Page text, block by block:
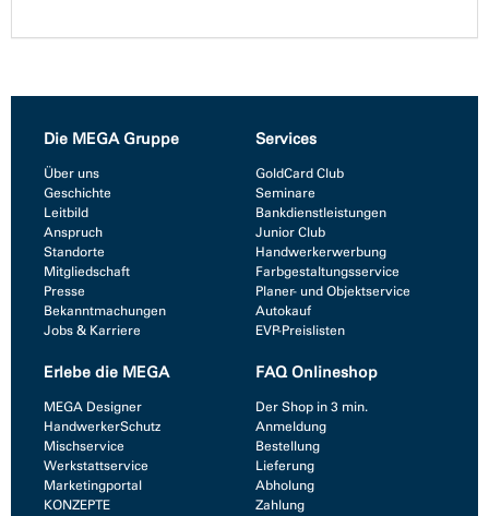
Die MEGA Gruppe
Über uns
Geschichte
Leitbild
Anspruch
Standorte
Mitgliedschaft
Presse
Bekanntmachungen
Jobs & Karriere
Services
GoldCard Club
Seminare
Bankdienstleistungen
Junior Club
Handwerkerwerbung
Farbgestaltungsservice
Planer- und Objektservice
Autokauf
EVP-Preislisten
Erlebe die MEGA
MEGA Designer
HandwerkerSchutz
Mischservice
Werkstattservice
Marketingportal
KONZEPTE
FAQ Onlineshop
Der Shop in 3 min.
Anmeldung
Bestellung
Lieferung
Abholung
Zahlung